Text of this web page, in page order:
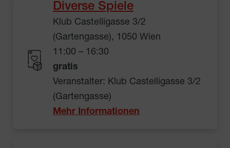
Diverse Spiele
Klub Castelligasse 3/2
(Gartengasse), 1050 Wien
11:00 – 16:30
gratis
Veranstalter: Klub Castelligasse 3/2
(Gartengasse)
Mehr Informationen